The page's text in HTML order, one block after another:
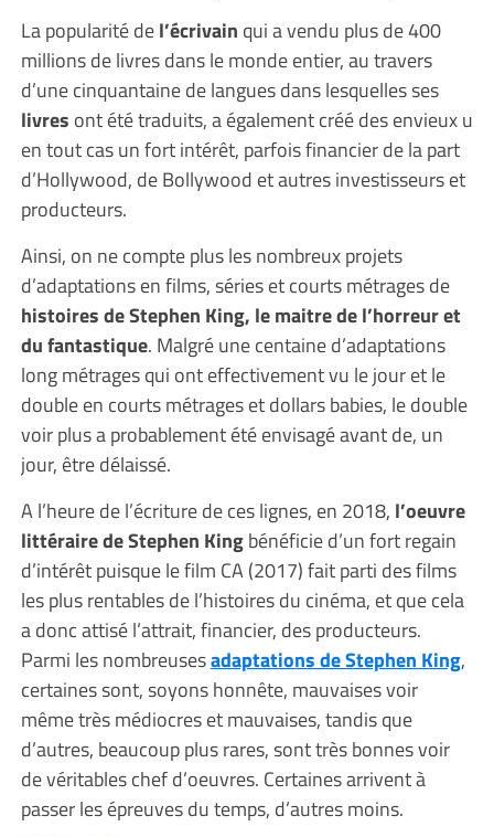
La popularité del’écrivain qui a vendu plus de 400
millions de livres dans le monde entier, au travers
d’une cinquantaine de langues dans lesquelles ses
livres ont été traduits, a également créé des envieux u
en tout cas un fort intérêt, parfois financier de la part
d’Hollywood, de Bollywood et autres investisseurs et
producteurs.
Ainsi, on ne compte plus les nombreux projets
d’adaptations en films, séries et courts métrages de
histoires de Stephen King, le maitre de l’horreur et
du fantastique. Malgré une centaine d’adaptations
long métrages qui ont effectivement vu le jour et le
double en courts métrages et dollars babies, le double
voir plus a probablement été envisagé avant de, un
jour, être délaissé.
A l’heure de l’écriture de ces lignes, en 2018, l’oeuvre
littéraire de Stephen Kingbénéficie d’un fort regain
d’intérêt puisque le film CA (2017) fait parti des films
les plus rentables de l’histoires du cinéma, et que cela
a donc attisé l’attrait, financier, des producteurs.
Parmi les nombreusesadaptations de Stephen King,
certaines sont, soyons honnête, mauvaises voir
même très médiocres et mauvaises, tandis que
d’autres, beaucoup plus rares, sont très bonnes voir
de véritables chef d’oeuvres. Certaines arrivent à
passer les épreuves du temps, d’autres moins.